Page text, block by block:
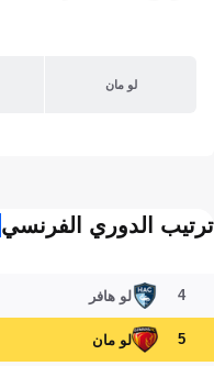
لو مان
ترتيب الدوري الفرنسي
4 لو هافر
5 لو مان